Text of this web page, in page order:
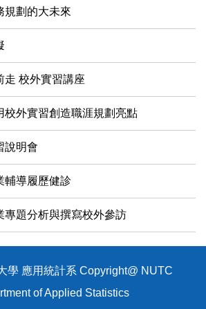
規劃的大未來
走 校外實習講座
校外實習創造職涯規劃亮點
說明會
輔導履歷健診
專題分析與撰寫校外參訪
學 應用統計系 Copyright@ NUTC
of Applied Statistics